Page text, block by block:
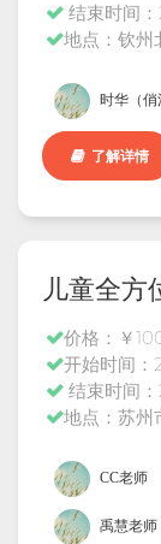
结束时间
地点：钦州
时华（俏
了解详情
儿童全方
价格：￥
开始时间
结束时间
地点：苏州
CC老师
禹慧老师